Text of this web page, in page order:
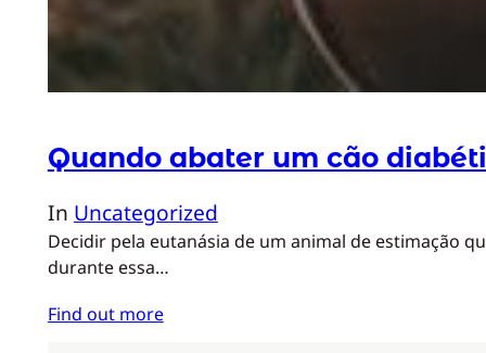
Quando abater um cão
In Uncategorized
Decidir pela eutanásia de um animal de estimação
durante essa…
Find out more